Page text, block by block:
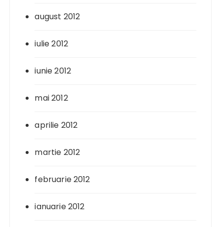
august 2012
iulie 2012
iunie 2012
mai 2012
aprilie 2012
martie 2012
februarie 2012
ianuarie 2012